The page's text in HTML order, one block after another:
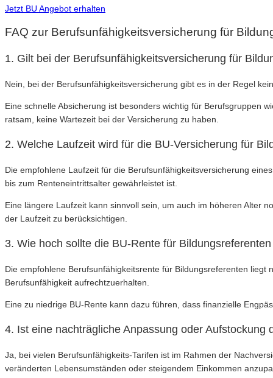
Jetzt BU Angebot erhalten
FAQ zur Berufsunfähigkeitsversicherung für
1. Gilt bei der Berufsunfähigkeitsversicherung für
Nein, bei der Berufsunfähigkeitsversicherung gibt es in der Regel
Eine schnelle Absicherung ist besonders wichtig für Berufsgruppen
ratsam, keine Wartezeit bei der Versicherung zu haben.
2. Welche Laufzeit wird für die BU-Versicherung für
Die empfohlene Laufzeit für die Berufsunfähigkeitsversicherung
bis zum Renteneintrittsalter gewährleistet ist.
Eine längere Laufzeit kann sinnvoll sein, um auch im höheren Alter
der Laufzeit zu berücksichtigen.
3. Wie hoch sollte die BU-Rente für
Die empfohlene Berufsunfähigkeitsrente für Bildungsreferenten
Berufsunfähigkeit aufrechtzuerhalten.
Eine zu niedrige BU-Rente kann dazu führen, dass finanzielle
4. Ist eine nachträgliche Anpassung oder Aufstockung
Ja, bei vielen Berufsunfähigkeits-Tarifen ist im Rahmen der
veränderten Lebensumständen oder steigendem Einkommen